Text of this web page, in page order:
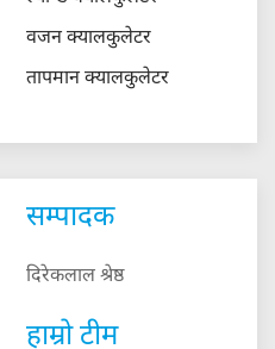
वजन क्यालकुलेटर
तापमान क्यालकुलेटर
सम्पादक
दिरेकलाल श्रेष्ठ
हाम्रो टीम